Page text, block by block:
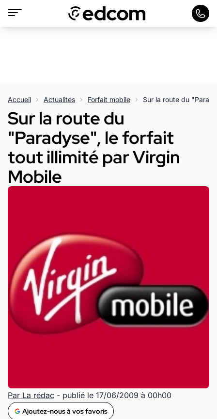
Accueil Actualités Forfait mobile
Sur la route du
"Paradyse", le forfait
tout illimité par Virgin
Mobile
Par La rédac - publié le 17/06/2009 à 00h00
Ajoutez-nous à vos favoris